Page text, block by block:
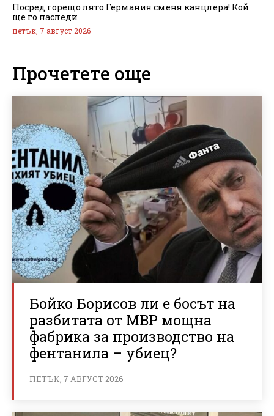
Посред горещо лято Германия сменя канцлера! Кой
ще го наследи
петък, 7 август 2026
Прочетете още
Бойко Борисов ли е босът на
разбитата от МВР мощна
фабрика за производство на
фентанила – убиец?
ПЕТЪК, 7 АВГУСТ 2026